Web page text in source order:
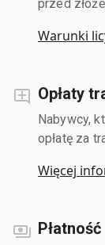
przed
Warunki
Opłaty
Nabywcy,
opłatę za
Więcej
Płatność